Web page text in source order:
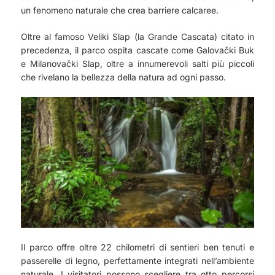
un fenomeno naturale che crea barriere calcaree.
Oltre al famoso Veliki Slap (la Grande Cascata) citato in
precedenza, il parco ospita cascate come Galovački Buk
e Milanovački Slap, oltre a innumerevoli salti più piccoli
che rivelano la bellezza della natura ad ogni passo.
Il parco offre oltre 22 chilometri di sentieri ben tenuti e
passerelle di legno, perfettamente integrati nell’ambiente